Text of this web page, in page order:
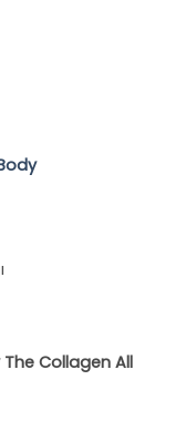
Collagen All